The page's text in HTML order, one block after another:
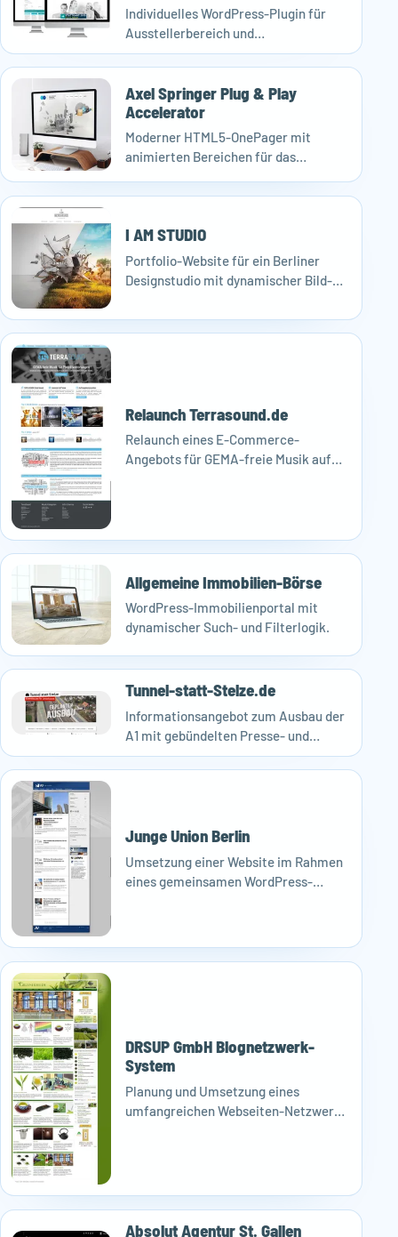
Individuelles WordPress-Plugin für
Ausstellerbereich und
Buchungssystem der Horizon Messe.
Axel Springer Plug & Play
Accelerator
Moderner HTML5-OnePager mit
animierten Bereichen für das
I AM STUDIO
Portfolio-Website für ein Berliner
Designstudio mit dynamischer Bild-
Relaunch Terrasound.de
Relaunch eines E-Commerce-
Angebots für GEMA-freie Musik auf
Allgemeine Immobilien-Börse
WordPress-Immobilienportal mit
dynamischer Such- und Filterlogik.
Tunnel-statt-Stelze.de
Informationsangebot zum Ausbau der
A1 mit gebündelten Presse- und
Hintergrundinformationen.
Junge Union Berlin
Umsetzung einer Website im Rahmen
eines gemeinsamen WordPress-
DRSUP GmbH Blognetzwerk-
System
Planung und Umsetzung eines
umfangreichen Webseiten-Netzwerks
Absolut Agentur St. Gallen